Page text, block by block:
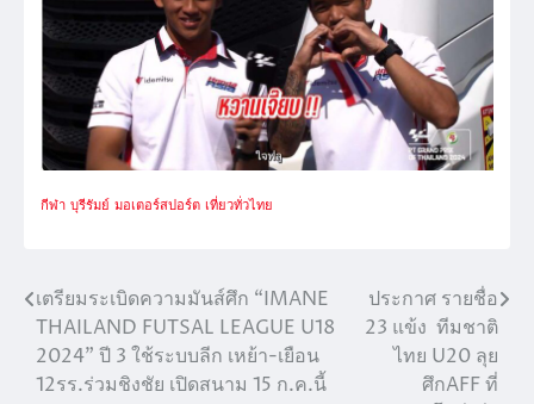
กีฬา บุรีรัมย์ มอเตอร์สปอร์ต เที่ยวทั่วไทย
แนะแนว
เรื่อง
เตรียมระเบิดความมันส์ศึก “IMANE
THAILAND FUTSAL LEAGUE U18
2024” ปี 3 ใช้ระบบลีก เหย้า-เยือน
12รร.ร่วมชิงชัย เปิดสนาม 15 ก.ค.นี้
ประกาศ รายชื่อ
23 แข้ง ทีมชาติ
ไทย U20 ลุย
ศึกAFF ที่